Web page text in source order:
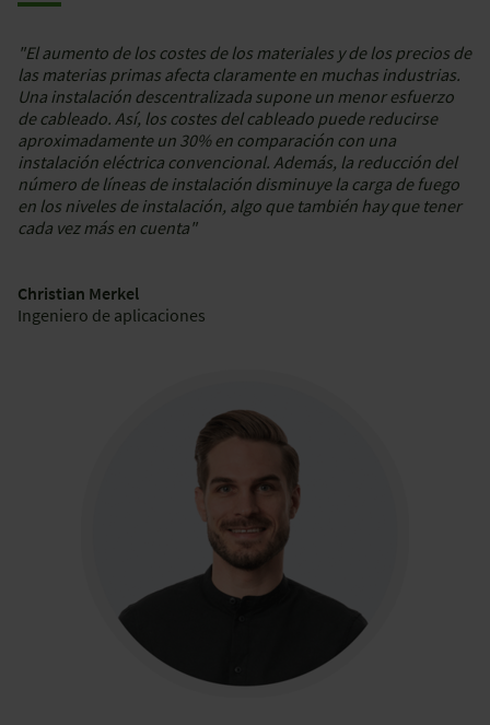
"El aumento de los costes de los materiales y de los precios de
las materias primas afecta claramente en muchas industrias.
Una instalación descentralizada supone un menor esfuerzo
de cableado. Así, los costes del cableado puede reducirse
aproximadamente un 30% en comparación con una
instalación eléctrica convencional. Además, la reducción del
número de líneas de instalación disminuye la carga de fuego
en los niveles de instalación, algo que también hay que tener
cada vez más en cuenta"
Christian Merkel
Ingeniero de aplicaciones